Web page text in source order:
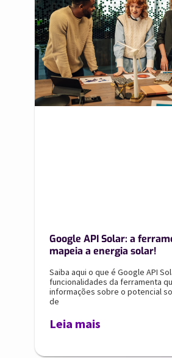
Google API Solar: a
mapeia a energia solar!
Saiba aqui o que é Google API
funcionalidades da ferramenta
informações sobre o potencial
de
Leia mais